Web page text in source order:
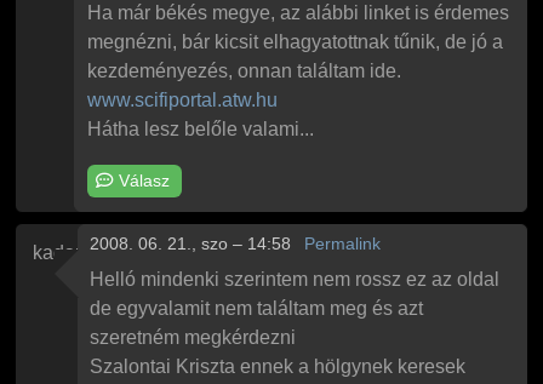
Ha már békés megye, az alábbi linket is érdemes
megnézni, bár kicsit elhagyatottnak tűnik, de jó a
kezdeményezés, onnan találtam ide.
www.scifiportal.atw.hu
Hátha lesz belőle valami...
Válasz
kadam2008. 06. 21., szo – 14:58 Permalink
Helló mindenki szerintem nem rossz ez az oldal
de egyvalamit nem találtam meg és azt
szeretném megkérdezni
Szalontai Kriszta ennek a hölgynek keresek